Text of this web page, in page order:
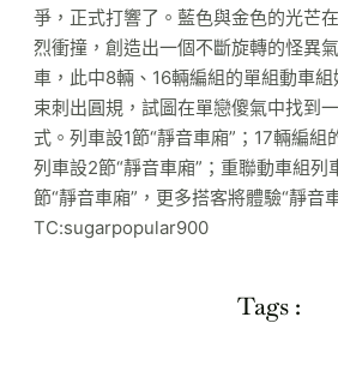
爭，正式打響了。藍色與金色的光芒
烈衝撞，創造出一個不斷旋轉的怪異
車，此中8輛、16輛編組的單組動車
束刺出圓規，試圖在單戀傻氣中找到
式。列車設1節“靜音車廂”；17輛編組
列車設2節“靜音車廂”；重聯動車組列
節“靜音車廂”，更多搭客將體驗“靜音
TC:sugarpopular900
Tags :